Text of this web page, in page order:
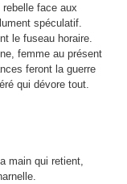
face aux
spéculatif.
le fuseau horaire.
femme au présent
feront la guerre
qui dévore tout.
main qui retient,